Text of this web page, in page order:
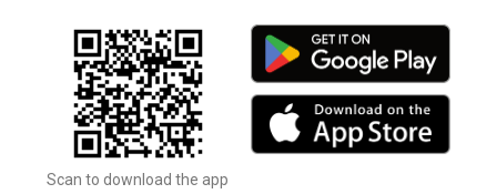
Scan to download the app